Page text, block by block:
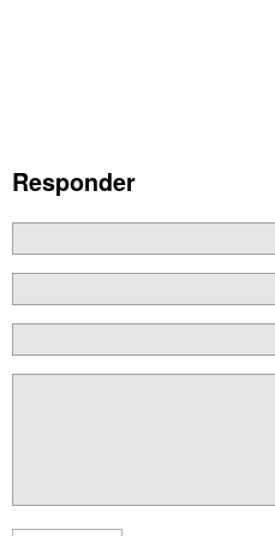
Responder